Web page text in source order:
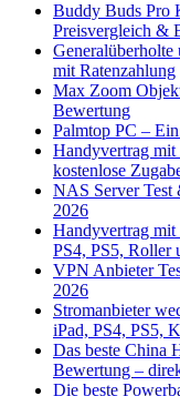
Buddy Buds Pro
Preisvergleich &
Generalüberholte
mit Ratenzahlung
Max Zoom
Bewertung
Palmtop PC –
Handyvertrag mit
kostenlose
NAS Server Test
2026
Handyvertrag mit
PS4, PS5, Roller
VPN Anbieter
2026
Stromanbieter
iPad, PS4, PS5,
Das beste China
Bewertung –
Die beste